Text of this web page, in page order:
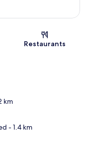
Restaurants
km
- 1.4 km